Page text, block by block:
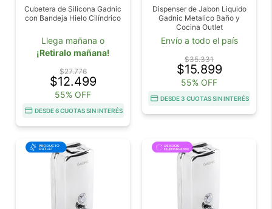
Cubetera de Silicona Gadnic
con Bandeja Hielo Cilíndrico
Llega mañana o
¡Retiralo mañana!
$27.776
$12.499
55% OFF
DESDE 6 CUOTAS SIN INTERÉS
Dispenser de Jabon Liquido
Gadnic Metalico Baño y
Cocina Outlet
Envío a todo el país
$35.331
$15.899
55% OFF
DESDE 3 CUOTAS SIN INTERÉS